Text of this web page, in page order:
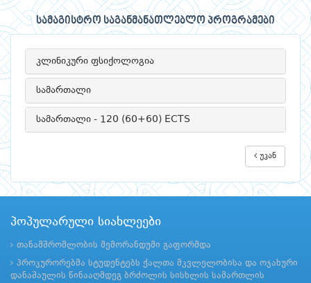
სამაგისტრო საგანმანათლებლო პროგრამები
კლინიკური ფსიქოლოგია
სამართალი
სამართალი - 120 (60+60) ECTS
უკან
პოპულარული სიახლეები
თანამშრომლობის მემორანდუმი გაფორმდა
პროკურორებმა სტუდენტებს ქალთა მკვლელობისა და ოჯახური
დანაშაულის წინააღმდეგ ბრძოლის სისხლის სამართლის